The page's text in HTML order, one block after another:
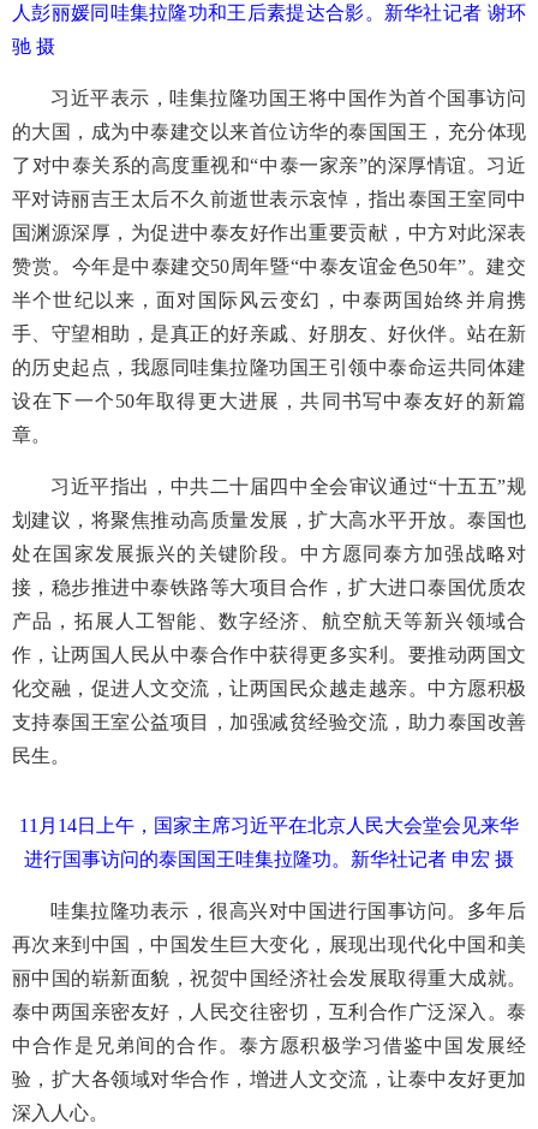
人彭丽媛同哇集拉隆功和王后素提达合影。 新华社记者 谢环
驰 摄
习近平表示，哇集拉隆功国王将中国作为首个国事访问
的大国，成为中泰建交以来首位访华的泰国国王，充分体现
了对中泰关系的高度重视和“中泰一家亲”的深厚情谊。习近
平对诗丽吉王太后不久前逝世表示哀悼，指出泰国王室同中
国渊源深厚，为促进中泰友好作出重要贡献，中方对此深表
赞赏。今年是中泰建交50周年暨“中泰友谊金色50年”。建交
半个世纪以来，面对国际风云变幻，中泰两国始终并肩携
手、守望相助，是真正的好亲戚、好朋友、好伙伴。站在新
的历史起点，我愿同哇集拉隆功国王引领中泰命运共同体建
设在下一个50年取得更大进展，共同书写中泰友好的新篇
章。
习近平指出，中共二十届四中全会审议通过“十五五”规
划建议，将聚焦推动高质量发展，扩大高水平开放。泰国也
处在国家发展振兴的关键阶段。中方愿同泰方加强战略对
接，稳步推进中泰铁路等大项目合作，扩大进口泰国优质农
产品，拓展人工智能、数字经济、航空航天等新兴领域合
作，让两国人民从中泰合作中获得更多实利。要推动两国文
化交融，促进人文交流，让两国民众越走越亲。中方愿积极
支持泰国王室公益项目，加强减贫经验交流，助力泰国改善
民生。
11月14日上午，国家主席习近平在北京人民大会堂会见来华
进行国事访问的泰国国王哇集拉隆功。 新华社记者 申宏 摄
哇集拉隆功表示，很高兴对中国进行国事访问。多年后
再次来到中国，中国发生巨大变化，展现出现代化中国和美
丽中国的崭新面貌，祝贺中国经济社会发展取得重大成就。
泰中两国亲密友好，人民交往密切，互利合作广泛深入。泰
中合作是兄弟间的合作。泰方愿积极学习借鉴中国发展经
验，扩大各领域对华合作，增进人文交流，让泰中友好更加
深入人心。